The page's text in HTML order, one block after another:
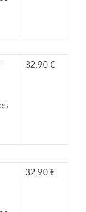
32,90 €
32,90 €